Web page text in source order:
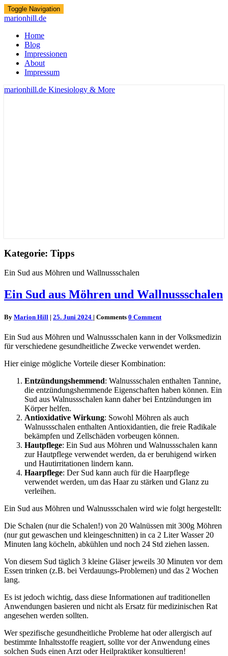
Toggle Navigation
marionhill.de
Home
Blog
Impressionen
About
Impressum
marionhill.de Kinesiology & More
Kategorie: Tipps
Ein Sud aus Möhren und Wallnussschalen
Ein Sud aus Möhren und Wallnussschalen
By Marion Hill | 25. Juni 2024 | Comments 0 Comment
Ein Sud aus Möhren und Walnussschalen kann in der Volksmedizin
für verschiedene gesundheitliche Zwecke verwendet werden.
Hier einige mögliche Vorteile dieser Kombination:
Entzündungshemmend: Walnussschalen enthalten Tannine,
die entzündungshemmende Eigenschaften haben können. Ein
Sud aus Walnussschalen kann daher bei Entzündungen im
Körper helfen.
Antioxidative Wirkung: Sowohl Möhren als auch
Walnussschalen enthalten Antioxidantien, die freie Radikale
bekämpfen und Zellschäden vorbeugen können.
Hautpflege: Ein Sud aus Möhren und Walnussschalen kann
zur Hautpflege verwendet werden, da er beruhigend wirken
und Hautirritationen lindern kann.
Haarpflege: Der Sud kann auch für die Haarpflege
verwendet werden, um das Haar zu stärken und Glanz zu
verleihen.
Ein Sud aus Möhren und Walnussschalen wird wie folgt hergestellt:
Die Schalen (nur die Schalen!) von 20 Walnüssen mit 300g Möhren
(nur gut gewaschen und kleingeschnitten) in ca 2 Liter Wasser 20
Minuten lang köcheln, abkühlen und noch 24 Std ziehen lassen.
Von diesem Sud täglich 3 kleine Gläser jeweils 30 Minuten vor dem
Essen trinken (z.B. bei Verdauungs-Problemen) und das 2 Wochen
lang.
Es ist jedoch wichtig, dass diese Informationen auf traditionellen
Anwendungen basieren und nicht als Ersatz für medizinischen Rat
angesehen werden sollten.
Wer spezifische gesundheitliche Probleme hat oder allergisch auf
bestimmte Inhaltsstoffe reagiert, sollte vor der Anwendung eines
solchen Suds einen Arzt oder Heilpraktiker konsultieren!